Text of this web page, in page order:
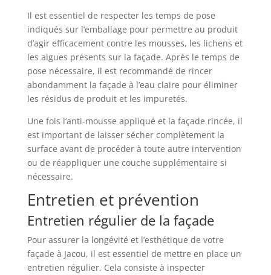
Il est essentiel de respecter les temps de pose
indiqués sur l’emballage pour permettre au produit
d’agir efficacement contre les mousses, les lichens et
les algues présents sur la façade. Après le temps de
pose nécessaire, il est recommandé de rincer
abondamment la façade à l’eau claire pour éliminer
les résidus de produit et les impuretés.
Une fois l’anti-mousse appliqué et la façade rincée, il
est important de laisser sécher complètement la
surface avant de procéder à toute autre intervention
ou de réappliquer une couche supplémentaire si
nécessaire.
Entretien et prévention
Entretien régulier de la façade
Pour assurer la longévité et l’esthétique de votre
façade à Jacou, il est essentiel de mettre en place un
entretien régulier. Cela consiste à inspecter